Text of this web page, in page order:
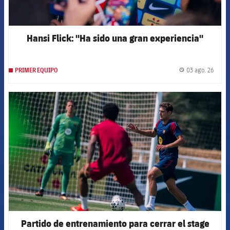
Hansi Flick: "Ha sido una gran experiencia"
PRIMER EQUIPO 03 ago. 26
FCB Barcelona badge
Partido de entrenamiento para cerrar el stage